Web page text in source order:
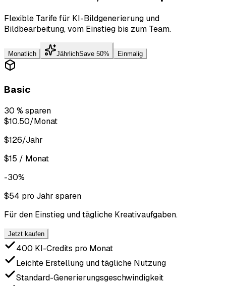
Flexible Tarife für KI-Bildgenerierung und
Bildbearbeitung, vom Einstieg bis zum Team.
Monatlich JährlichSave 50% Einmalig
Basic
30 % sparen
$10.50/Monat
$126/Jahr
$15 / Monat
-30%
$54 pro Jahr sparen
Für den Einstieg und tägliche Kreativaufgaben.
Jetzt kaufen
400 KI-Credits pro Monat
Leichte Erstellung und tägliche Nutzung
Standard-Generierungsgeschwindigkeit